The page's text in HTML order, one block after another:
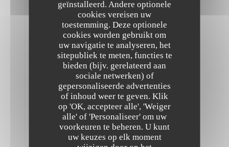
geïnstalleerd. Andere optionele
cookies vereisen uw
toestemming. Deze optionele
cookies worden gebruikt om
uw navigatie te analyseren, het
sitepubliek te meten, functies te
bieden (bijv. gerelateerd aan
sociale netwerken) of
gepersonaliseerde advertenties
of inhoud weer te geven. Klik
op 'OK, accepteer alle', 'Weiger
alle' of 'Personaliseer' om uw
voorkeuren te beheren. U kunt
uw keuzes op elk moment
Atmosfeer
Kwaliteit
/5
The Friendly Kitchen